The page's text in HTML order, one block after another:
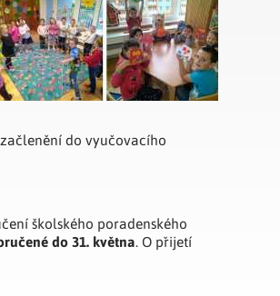
do vyučovacího
školského poradenského
do 31. května. O přijetí